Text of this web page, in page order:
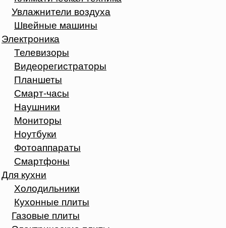
Увлажнители воздуха
Швейные машины
Электроника
Телевизоры
Видеорегистраторы
Планшеты
Смарт-часы
Наушники
Мониторы
Ноутбуки
Фотоаппараты
Смартфоны
Для кухни
Холодильники
Кухонные плиты
Газовые плиты